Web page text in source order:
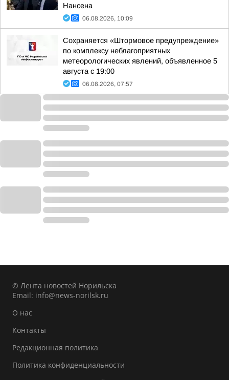
Нансена
06.08.2026, 10:09
Сохраняется «Штормовое предупреждение»
по комплексу неблагоприятных
метеорологических явлений, объявленное 5
августа с 19:00
06.08.2026, 07:57
© Лента новостей Норильска
Email: info@news-norilsk.ru
О нас
Контакты
Редакционная политика
Политика конфиденциальности